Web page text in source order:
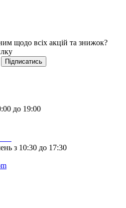
щодо всіх акцій та знижок?
Підписатись
до 19:00
з 10:30 до 17:30